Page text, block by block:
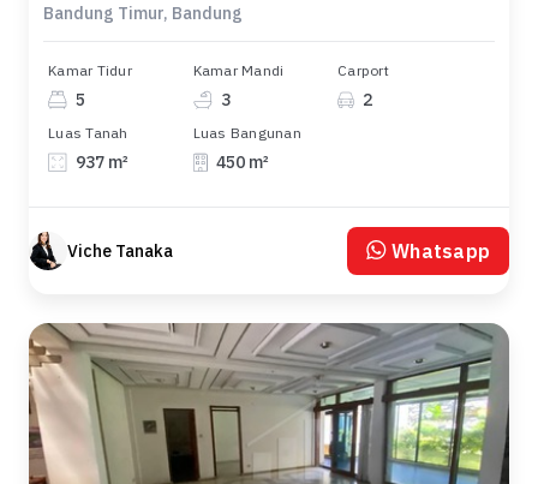
Bandung Timur, Bandung
Kamar Tidur
5
Kamar Mandi
3
Carport
2
Luas Tanah
937 m²
Luas Bangunan
450 m²
Viche Tanaka Whatsapp